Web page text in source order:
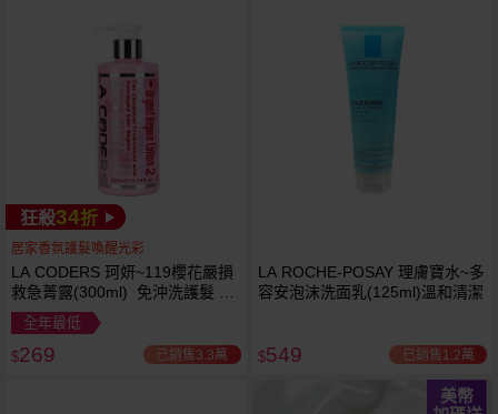
狂殺34折
居家香氛護髮喚醒光彩
LA CODERS 珂妍~119櫻花嚴損
救急菁露(300ml) 免沖洗護髮 蕾
舒法克
全年最低
$269 已銷售3.3萬
LA ROCHE-POSAY 理膚寶水~多
容安泡沫洗面乳(125ml)溫和清潔
$549 已銷售1.2萬
美幣